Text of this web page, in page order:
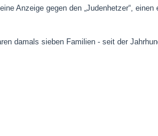
Anzeige gegen den „Judenhetzer“, einen
damals sieben Familien - seit der